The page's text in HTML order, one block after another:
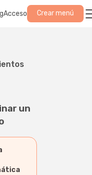
Acceso Crear menú
un